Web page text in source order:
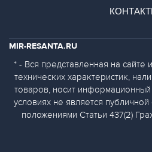
MIR-RESANTA.RU
* - Вся представленная на
технических характеристик,
товаров, носит
условиях не является
положениями Статьи 437(2)